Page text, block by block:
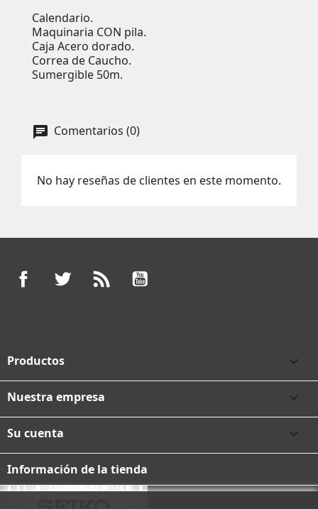
Calendario.
Maquinaria CON pila.
Caja Acero dorado.
Correa de Caucho.
Sumergible 50m.
Comentarios (0)
No hay reseñas de clientes en este momento.
FacebookTwitter
Productos 
Nuestra empresa 
Su cuenta 
Información de la tienda